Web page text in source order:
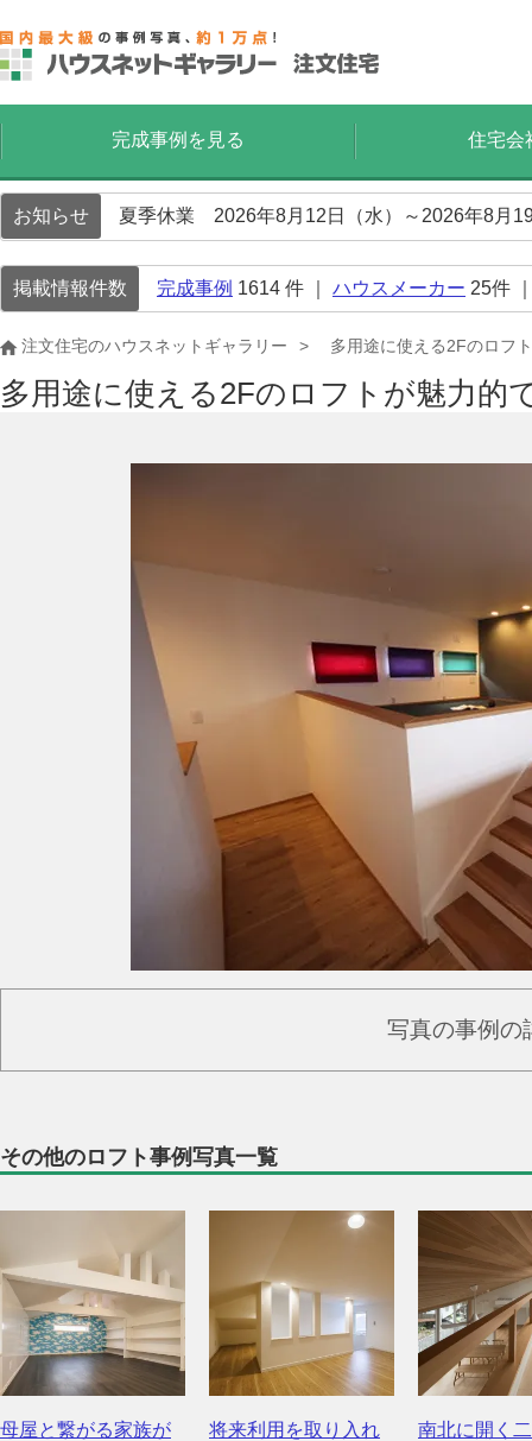
完成事例を見る 住宅会
お知らせ 夏季休業 2026年8月12日（水）～2026年8月
掲載情報件数 完成事例 1614 件 ｜ ハウスメーカー 25件
注文住宅のハウスネットギャラリー 多用途に使える2Fのロフ
多用途に使える2Fのロフトが魅力的
写真の事例の
その他のロフト事例写真一覧
母屋と繋がる家族が
将来利用を取り入れ
南北に開く